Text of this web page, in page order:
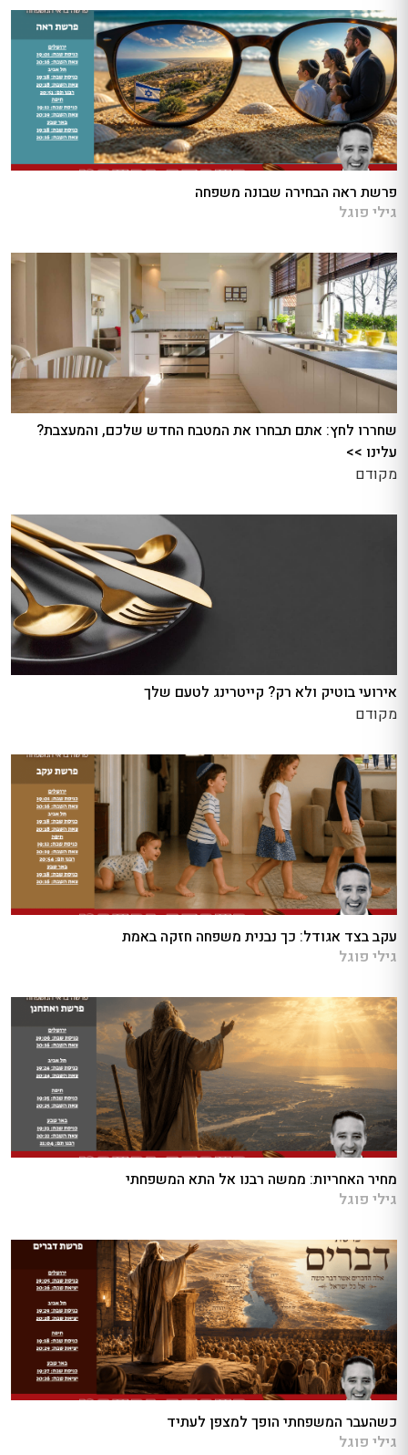
פרשת ראה הבחירה שבונה משפחה
גילי פוגל
שחררו לחץ: אתם תבחרו את המטבח החדש שלכם, והמעצבת?
עלינו >>
מקודם
אירועי בוטיק ולא רק? קייטרינג לטעם שלך
מקודם
עקב בצד אגודל: כך נבנית משפחה חזקה באמת
גילי פוגל
מחיר האחריות: ממשה רבנו אל התא המשפחתי
גילי פוגל
כשהעבר המשפחתי הופך למצפן לעתיד
גילי פוגל